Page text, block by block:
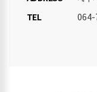
TEL 064-